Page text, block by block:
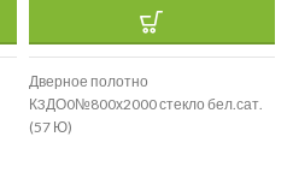
Дверное полотно
К3ДО0№800х2000 стекло бел.сат.
(57 Ю)